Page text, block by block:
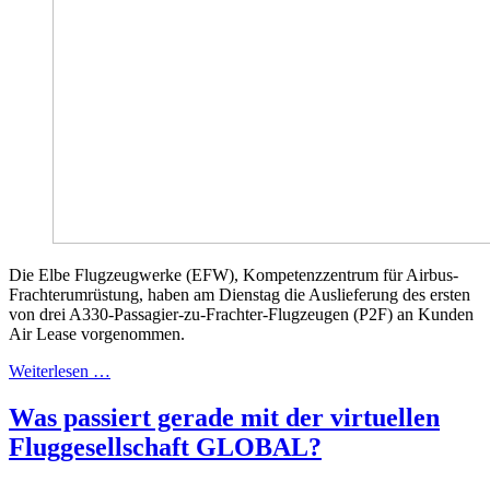
Die Elbe Flugzeugwerke (EFW), Kompetenzzentrum für Airbus-
Frachterumrüstung, haben am Dienstag die Auslieferung des ersten
von drei A330-Passagier-zu-Frachter-Flugzeugen (P2F) an Kunden
Air Lease vorgenommen.
Weiterlesen …
Was passiert gerade mit der virtuellen
Fluggesellschaft GLOBAL?